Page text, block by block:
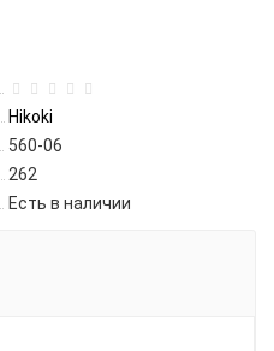
Hikoki
560-06
262
Есть в наличии